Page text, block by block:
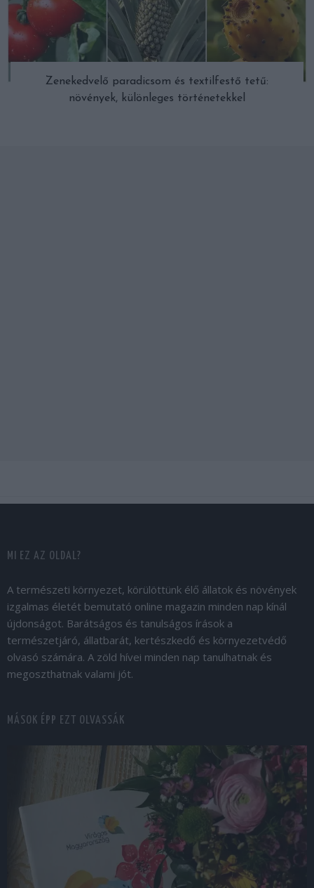
Zenekedvelő paradicsom és textilfestő tetű:
növények, különleges történetekkel
MI EZ AZ OLDAL?
A természeti környezet, körülöttünk élő állatok és növények
izgalmas életét bemutató online magazin minden nap kínál
újdonságot. Barátságos és tanulságos írások a
természetjáró, állatbarát, kertészkedő és környezetvédő
olvasó számára. A zöld hívei minden nap tanulhatnak és
megoszthatnak valami jót.
MÁSOK ÉPP EZT OLVASSÁK